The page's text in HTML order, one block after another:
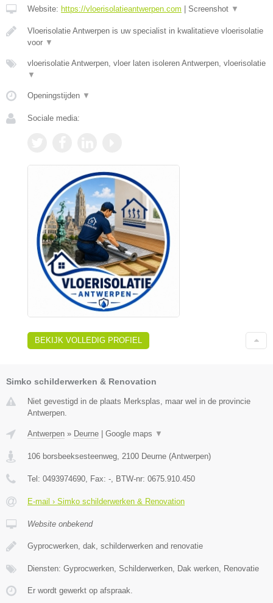
Website: https://vloerisolatieantwerpen.com Screenshot ▼
Vloerisolatie Antwerpen is uw specialist in kwalitatieve vloerisolatie
voor ▼
vloerisolatie Antwerpen, vloer laten isoleren Antwerpen, vloerisolatie
▼
Openingstijden ▼
Sociale media:
BEKIJK VOLLEDIG PROFIEL
Simko schilderwerken & Renovation
Niet gevestigd in de plaats Merksplas, maar wel in de provincie
Antwerpen.
Antwerpen » Deurne Google maps ▼
106 borsbeeksesteenweg, 2100 Deurne (Antwerpen)
Tel: 0493974690, Fax: -, BTW-nr: 0675.910.450
E-mail › Simko schilderwerken & Renovation
Website onbekend
Gyprocwerken, dak, schilderwerken and renovatie
Diensten: Gyprocwerken, Schilderwerken, Dak werken, Renovatie
Er wordt gewerkt op afspraak.